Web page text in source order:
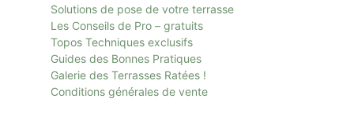
Solutions de pose de votre terrasse
Les Conseils de Pro – gratuits
Topos Techniques exclusifs
Guides des Bonnes Pratiques
Galerie des Terrasses Ratées !
Conditions générales de vente